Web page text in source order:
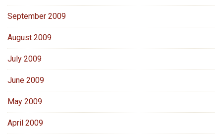
September 2009
August 2009
July 2009
June 2009
May 2009
April 2009